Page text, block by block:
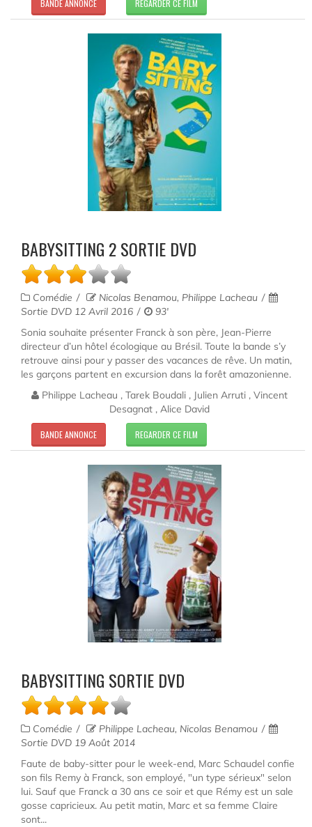
BANDE ANNONCE REGARDER CE FILM
BABYSITTING 2 SORTIE DVD
Comédie
Nicolas Benamou, Philippe Lacheau
Sortie DVD 12 Avril 2016
93'
Sonia souhaite présenter Franck à son père, Jean-Pierre
directeur d’un hôtel écologique au Brésil. Toute la bande s’y
retrouve ainsi pour y passer des vacances de rêve. Un matin,
les garçons partent en excursion dans la forêt amazonienne.
Philippe Lacheau , Tarek Boudali , Julien Arruti , Vincent
Desagnat , Alice David
BANDE ANNONCE REGARDER CE FILM
BABYSITTING SORTIE DVD
Comédie
Philippe Lacheau, Nicolas Benamou
Sortie DVD 19 Août 2014
Faute de baby-sitter pour le week-end, Marc Schaudel confie
son fils Remy à Franck, son employé, "un type sérieux" selon
lui. Sauf que Franck a 30 ans ce soir et que Rémy est un sale
gosse capricieux. Au petit matin, Marc et sa femme Claire
sont...